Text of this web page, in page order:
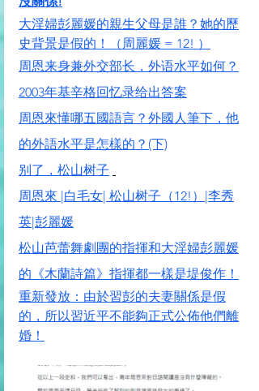
大淫婦彭麗媛的親生父母是誰？她的歷
史背景是假的！（周麗媛 = 12! ）
周恩来身兼外交部长，外语水平如何？
2003年基辛格回忆录给出答案
周恩來懂哪五國語言？外國人筆下，他
的外語水平是怎樣的？(下)
别了，松山树子
周恩來 |白毛女| 松山树子（12!）|李秀
英|彭麗媛
松山芭蕾舞劇團的指揮和大淫婦彭麗媛
的《木蘭詩篇》指揮都一樣是堤俊作！
重新發放：由於習彭的夫妻關係是假
的，所以習近平不能夠正式公佈他們離
婚！